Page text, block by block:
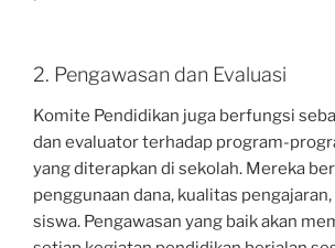
2. Pengawasan dan Evaluasi
Komite Pendidikan juga berfungsi
dan evaluator terhadap program-
yang diterapkan di sekolah. Mereka
penggunaan dana, kualitas
siswa. Pengawasan yang baik akan